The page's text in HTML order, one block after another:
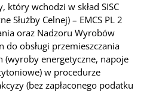
który wchodzi w skład SISC
Służby Celnej) – EMCS PL 2
oraz Nadzoru Wyrobów
do obsługi przemieszczania
(wyroby energetyczne, napoje
w procedurze
(bez zapłaconego podatku